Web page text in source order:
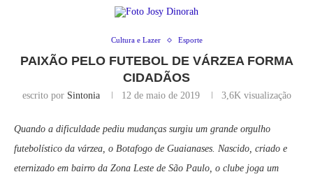
Cultura e Lazer Esporte
PAIXÃO PELO FUTEBOL DE VÁRZEA FORMA
CIDADÃOS
escrito por Sintonia 12 de maio de 2019 3,6Kvisualização
Quando a dificuldade pediu mudanças surgiu um grande orgulho
futebolístico da várzea, o Botafogo de Guaianases. Nascido, criado e
eternizado em bairro da Zona Leste de São Paulo, o clube joga um